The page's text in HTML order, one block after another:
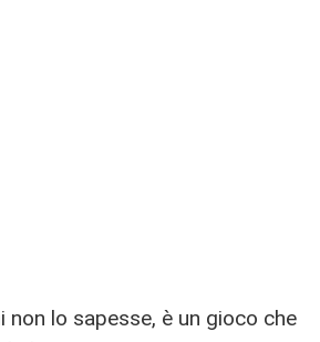
non lo sapesse, è un gioco che